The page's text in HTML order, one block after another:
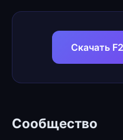
Скачать
Сообщество